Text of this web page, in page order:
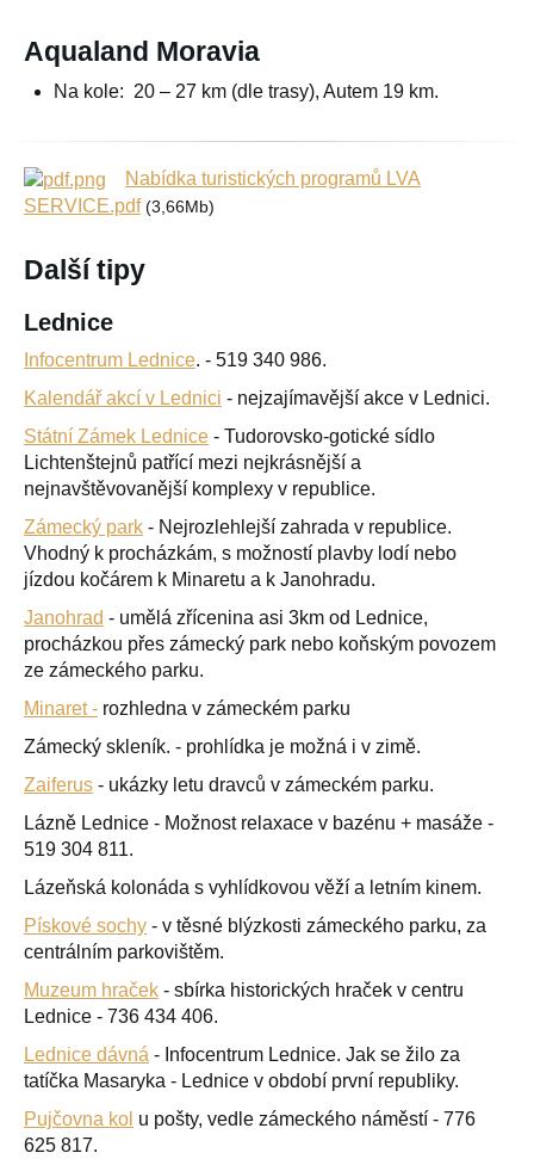
Aqualand Moravia
Na kole: 20 – 27 km (dle trasy), Autem 19 km.
Nabídka turistických programů LVA
SERVICE.pdf (3,66Mb)
Další tipy
Lednice
Infocentrum Lednice. - 519 340 986.
Kalendář akcí v Lednici - nejzajímavější akce v Lednici.
Státní Zámek Lednice - Tudorovsko-gotické sídlo
Lichtenštejnů patřící mezi nejkrásnější a
nejnavštěvovanější komplexy v republice.
Zámecký park - Nejrozlehlejší zahrada v republice.
Vhodný k procházkám, s možností plavby lodí nebo
jízdou kočárem k Minaretu a k Janohradu.
Janohrad - umělá zřícenina asi 3km od Lednice,
procházkou přes zámecký park nebo koňským povozem
ze zámeckého parku.
Minaret - rozhledna v zámeckém parku
Zámecký skleník. - prohlídka je možná i v zimě.
Zaiferus - ukázky letu dravců v zámeckém parku.
Lázně Lednice - Možnost relaxace v bazénu + masáže -
519 304 811.
Lázeňská kolonáda s vyhlídkovou věží a letním kinem.
Pískové sochy - v těsné blýzkosti zámeckého parku, za
centrálním parkovištěm.
Muzeum hraček - sbírka historických hraček v centru
Lednice - 736 434 406.
Lednice dávná - Infocentrum Lednice. Jak se žilo za
tatíčka Masaryka - Lednice v období první republiky.
Pujčovna kol u pošty, vedle zámeckého náměstí - 776
625 817.